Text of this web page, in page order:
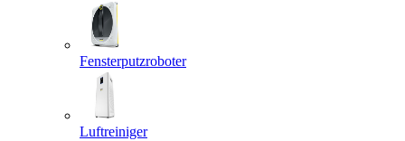
Fensterputzroboter
Luftreiniger